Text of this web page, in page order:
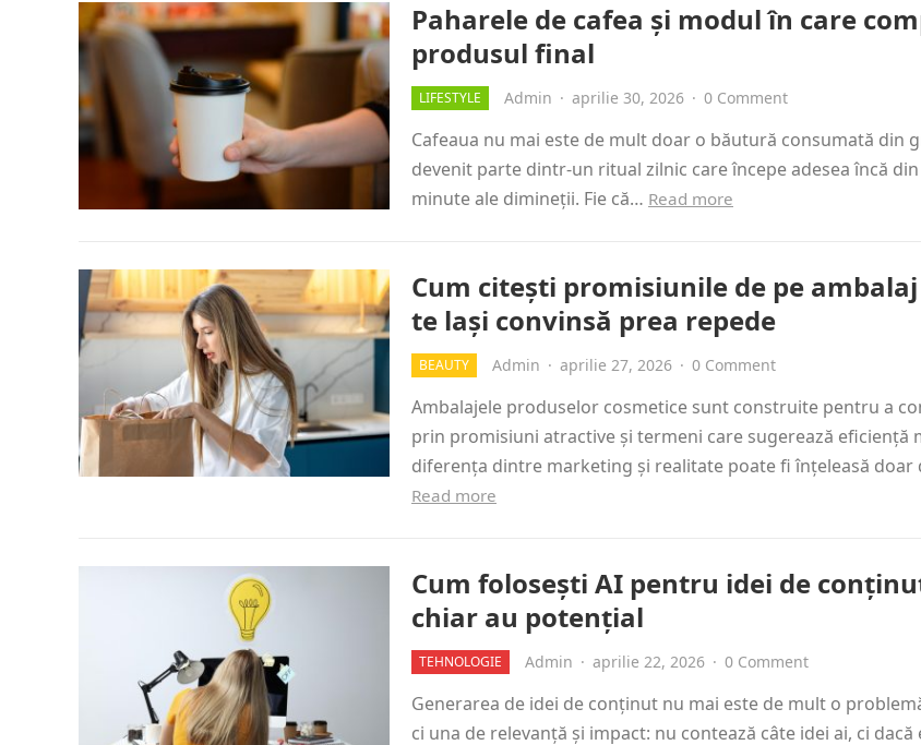
Paharele de cafea și modul în care
produsul final
LIFESTYLE Admin · aprilie 30, 2026 · 0 Comment
Cafeaua nu mai este de mult doar o băutură consumată din
devenit parte dintr-un ritual zilnic care începe adesea încă
minute ale dimineții. Fie că… Read more
Cum citești promisiunile de pe
te lași convinsă prea repede
BEAUTY Admin · aprilie 27, 2026 · 0 Comment
Ambalajele produselor cosmetice sunt construite pentru a
prin promisiuni atractive și termeni care sugerează eficiență
diferența dintre marketing și realitate poate fi înțeleasă doar
Read more
Cum folosești AI pentru idei de
chiar au potențial
TEHNOLOGIE Admin · aprilie 22, 2026 · 0 Comment
Generarea de idei de conținut nu mai este de mult o
ci una de relevanță și impact: nu contează câte idei ai, ci dacă